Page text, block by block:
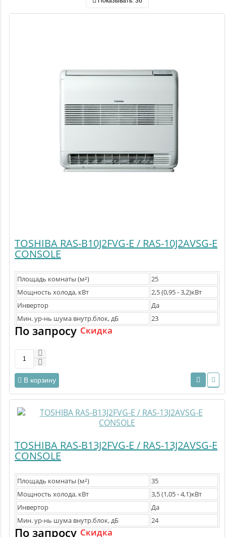
TOSHIBA RAS-B10J2FVG-E / RAS-10J2AVSG-E
CONSOLE
Площадь комнаты (м²)
25
Мощность холода, кВт
2,5 (0,95 - 3,2)кВт
Инвертор
Да
Мин. ур-нь шума внутр.блок, дБ
23
По запросу Скидка
В корзину
TOSHIBA RAS-B13J2FVG-E / RAS-13J2AVSG-E
CONSOLE
Площадь комнаты (м²)
35
Мощность холода, кВт
3,5 (1,05 - 4,1)кВт
Инвертор
Да
Мин. ур-нь шума внутр.блок, дБ
24
По запросу Скидка